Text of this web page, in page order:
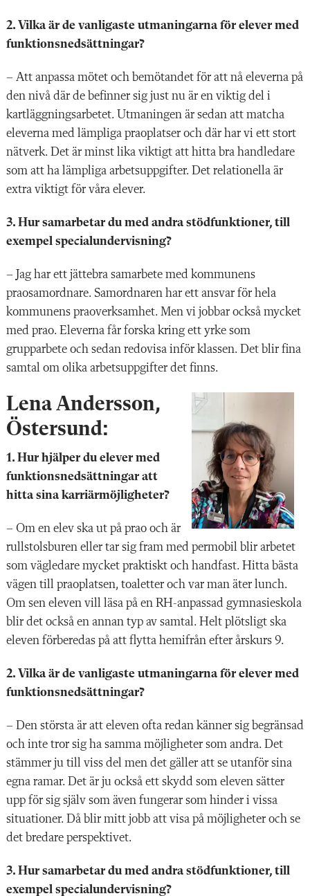
2. Vilka är de vanligaste utmaningarna för elever med
funktionsnedsättningar?
– Att anpassa mötet och bemötandet för att nå eleverna på
den nivå där de befinner sig just nu är en viktig del i
kartläggningsarbetet. Utmaningen är sedan att matcha
eleverna med lämpliga praoplatser och där har vi ett stort
nätverk. Det är minst lika viktigt att hitta bra handledare
som att ha lämpliga arbetsuppgifter. Det relationella är
extra viktigt för våra elever.
3. Hur samarbetar du med andra stödfunktioner, till
exempel specialundervisning?
– Jag har ett jättebra samarbete med kommunens
praosamordnare. Samordnaren har ett ansvar för hela
kommunens prao­verksamhet. Men vi jobbar också mycket
med prao. Eleverna får forska kring ett yrke som
grupparbete och sedan redovisa inför klassen. Det blir fina
samtal om olika arbetsuppgifter det finns.
Lena Andersson,
Östersund:
1. Hur hjälper du elever med
funktionsnedsättningar att
hitta sina karriärmöjligheter?
– Om en elev ska ut på prao och är
rullstolsburen eller tar sig fram med permobil blir arbetet
som vägledare mycket praktiskt och handfast. Hitta bästa
vägen till praoplatsen, toaletter och var man äter lunch.
Om sen eleven vill läsa på en RH-anpassad gymnasieskola
blir det också en annan typ av samtal. Helt plötsligt ska
eleven förberedas på att flytta hemifrån efter årskurs 9.
2. Vilka är de vanligaste utmaningarna för elever med
funktionsnedsättningar?
– Den största är att eleven ofta redan känner sig begränsad
och inte tror sig ha samma möjligheter som andra. Det
stämmer ju till viss del men det gäller att se utanför sina
egna ramar. Det är ju också ett skydd som eleven sätter
upp för sig själv som även fungerar som hinder i vissa
situationer. Då blir mitt jobb att visa på möjligheter och se
det bredare perspektivet.
3. Hur samarbetar du med andra stödfunktioner, till
exempel specialundervisning?